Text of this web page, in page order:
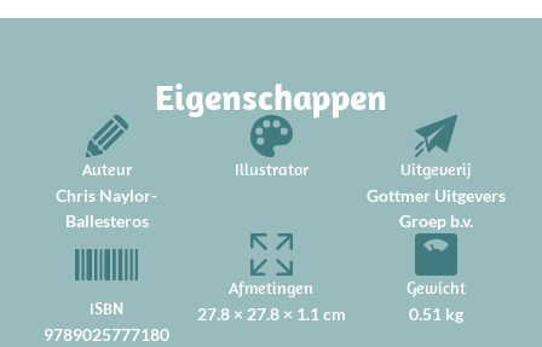
Eigenschappen
Auteur
Chris Naylor-
Ballesteros
Illustrator Uitgeverij
Gottmer Uitgevers
Groep b.v.
ISBN
9789025777180
Afmetingen
27.8 × 27.8 × 1.1 cm
Gewicht
0.51 kg